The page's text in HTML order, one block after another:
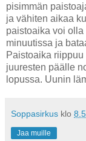
pisimmän
ja vähiten aikaa
paistoaika voi
minuutissa ja
Paistoaika
juuresten päälle
lopussa. Uunin
Soppasirkus klo
Jaa muille